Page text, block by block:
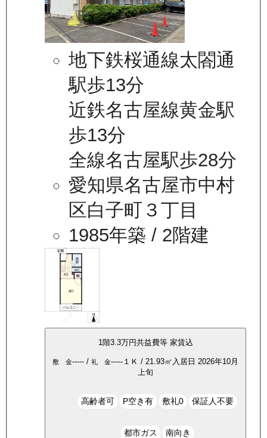
地下鉄桜通線太閤通
駅歩13分
近鉄名古屋線黄金駅
歩13分
全線名古屋駅歩28分
愛知県名古屋市中村
区白子町３丁目
1985年築 / 2階建
1階3.3万円共益費等 家賃込
敷 金----- / 礼 金----- １Ｋ / 21.93㎡ 入居日 2026年10月
上旬
高齢者可 P空き有 敷礼0 保証人不要
都市ガス 南向き